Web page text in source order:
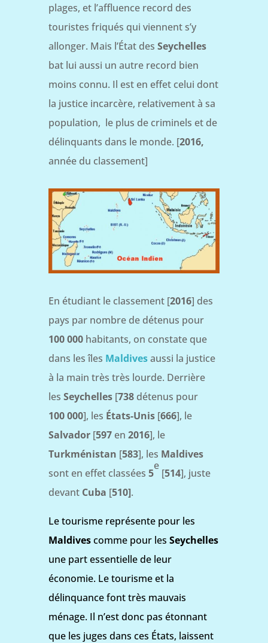
plages, et l’affluence record des
touristes friqués qui viennent s’y
allonger. Mais l’État des Seychelles
bat lui aussi un autre record bien
moins connu. Il est en effet celui dont
la justice incarcère, relativement à sa
population, le plus de criminels et de
délinquants dans le monde. [2016,
année du classement]
En étudiant le classement [2016] des
pays par nombre de détenus pour
100 000habitants, on constate que
dans les îles Maldivesaussi la justice
à la main très très lourde. Derrière
les Seychelles[738détenus pour
100 000], les États-Unis[666], le
Salvador [597en 2016], le
Turkménistan [583], les Maldives
sont en effet classées 5
e
[514], juste
devant Cuba [510].
Le tourisme représente pour les
Maldivescomme pour les Seychelles
une partessentielle de leur
économie. Le tourisme et la
délinquance font très mauvais
ménage. Il n’est donc pas étonnant
que les juges dans ces États, laissent